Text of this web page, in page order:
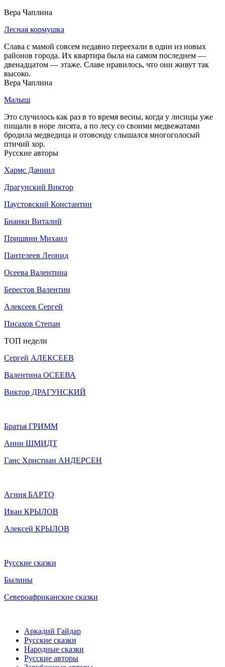
Вера Чаплина
Лесная кормушка
Слава с мамой совсем недавно переехали в один из новых
районов города. Их квартира была на самом последнем —
двенадцатом — этаже. Славе нравилось, что они живут так
высоко.
Вера Чаплина
Малыш
Это случилось как раз в то время весны, когда у лисицы уже
пищали в норе лисята, а по лесу со своими медвежатами
бродила медведица и отовсюду слышался многоголосый
птичий хор.
Русские авторы
Хармс Даниил
Драгунский Виктор
Паустовский Константин
Бианки Виталий
Пришвин Михаил
Пантелеев Леонид
Осеева Валентина
Берестов Валентин
Алексеев Сергей
Писахов Степан
ТОП недели
Сергей АЛЕКСЕЕВ
Валентина ОСЕЕВА
Виктор ДРАГУНСКИЙ
Братья ГРИММ
Анни ШМИДТ
Ганс Христиан АНДЕРСЕН
Агния БАРТО
Иван КРЫЛОВ
Алексей КРЫЛОВ
Русские сказки
Былины
Североафриканские сказки
Аркадий Гайдар
Русские сказки
Народные сказки
Русские авторы